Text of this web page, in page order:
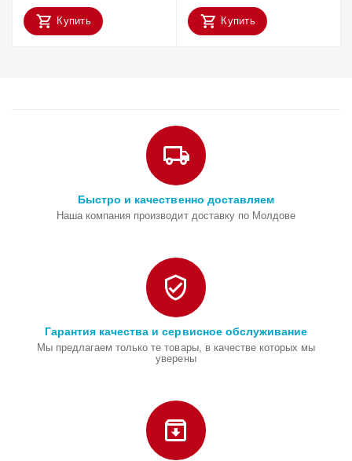
Купить Купить
Быстро и качественно доставляем
Наша компания производит доставку по Молдове
Гарантия качества и сервисное обслуживание
Мы предлагаем только те товары, в качестве которых мы
уверены